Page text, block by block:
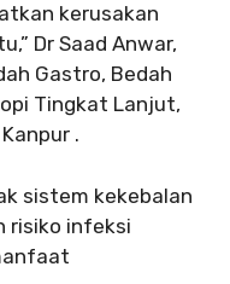
kerusakan
Dr Saad Anwar,
Gastro, Bedah
Tingkat Lanjut,
.
sistem kekebalan
risiko infeksi